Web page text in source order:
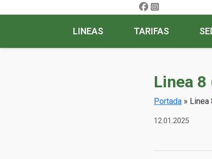
LINEAS TARIFAS
Linea
Portada » Linea
12.01.2025